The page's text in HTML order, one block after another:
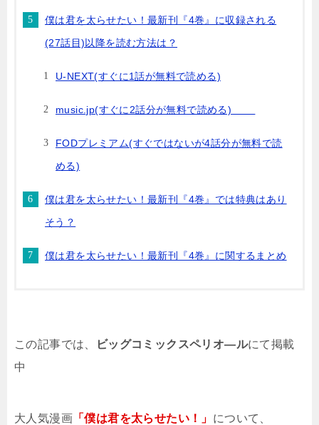
僕は君を太らせたい！最新刊『4巻』に収録される
(27話目)以降を読む方法は？
U-NEXT(すぐに1話が無料で読める)
music.jp(すぐに2話分が無料で読める)
FODプレミアム(すぐではないが4話分が無料で読
める)
僕は君を太らせたい！最新刊『4巻』では特典はあり
そう？
僕は君を太らせたい！最新刊『4巻』に関するまとめ
この記事では、 ビッグコミックスペリオ―ルにて掲載
中
大人気漫画 「僕は君を太らせたい！」 について、